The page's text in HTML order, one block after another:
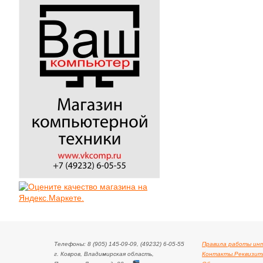
Телефоны: 8 (905) 145-09-09, (49232) 6-05-55
г. Ковров, Владимирская область,
Правила работы